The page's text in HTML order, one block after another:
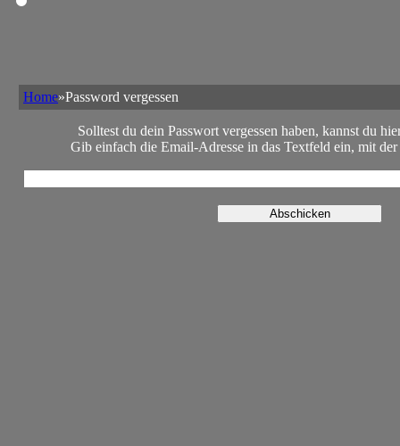
Home»Password vergessen
Solltest du dein Passwort vergessen haben, kannst du
Gib einfach die Email-Adresse in das Textfeld ein, mit